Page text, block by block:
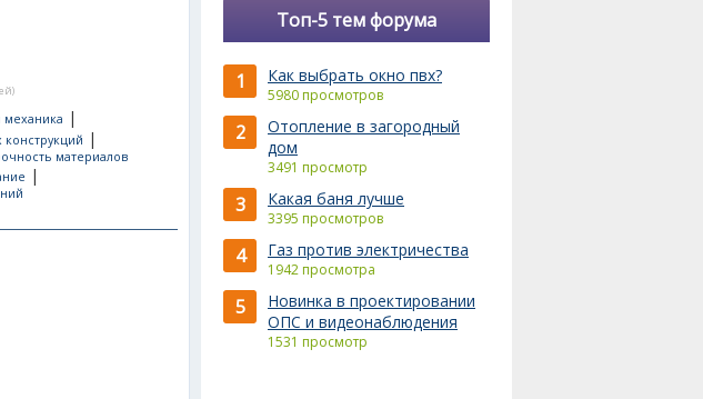
механика |
|
материалов
|
Топ-5 тем форума
1 Как выбрать окно пвх?
5980 просмотров
2
Отопление в загородный
дом
3491 просмотр
3 Какая баня лучше
3395 просмотров
4 Газ против электричества
1942 просмотра
5
Новинка в проектировании
ОПС и видеонаблюдения
1531 просмотр